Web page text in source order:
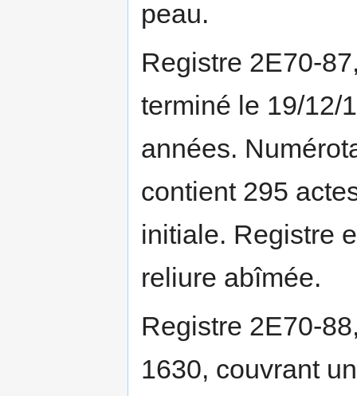
peau.
Registre 2E70-
terminé le 19/12/
années.
contient 295
initiale. Registre
reliure abîmée.
Registre 2E70-
1630, couvrant